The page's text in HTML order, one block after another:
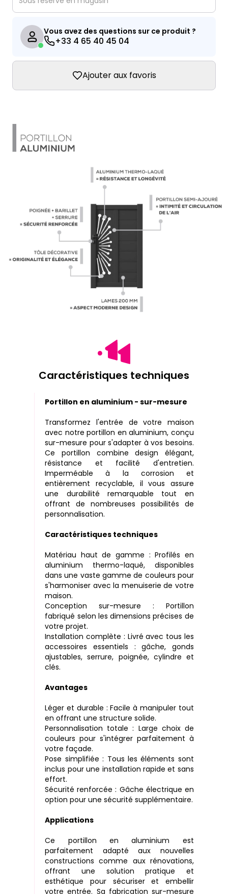
Vous avez des questions sur ce produit ?
+33 4 65 40 45 04
Ajouter aux favoris
Caractéristiques techniques
Portillon en aluminium - sur-mesure
Transformez l'entrée de votre maison
avec notre portillon en aluminium, conçu
sur-mesure pour s'adapter à vos besoins.
Ce portillon combine design élégant,
résistance et facilité d'entretien.
Imperméable à la corrosion et
entièrement recyclable, il vous assure
une durabilité remarquable tout en
offrant de nombreuses possibilités de
personnalisation.
Caractéristiques techniques
Matériau haut de gamme : Profilés en
aluminium thermo-laqué, disponibles
dans une vaste gamme de couleurs pour
s'harmoniser avec la menuiserie de votre
maison.
Conception sur-mesure : Portillon
fabriqué selon les dimensions précises de
votre projet.
Installation complète : Livré avec tous les
accessoires essentiels : gâche, gonds
ajustables, serrure, poignée, cylindre et
clés.
Avantages
Léger et durable : Facile à manipuler tout
en offrant une structure solide.
Personnalisation totale : Large choix de
couleurs pour s'intégrer parfaitement à
votre façade.
Pose simplifiée : Tous les éléments sont
inclus pour une installation rapide et sans
effort.
Sécurité renforcée : Gâche électrique en
option pour une sécurité supplémentaire.
Applications
Ce portillon en aluminium est
parfaitement adapté aux nouvelles
constructions comme aux rénovations,
offrant une solution pratique et
esthétique pour sécuriser et embellir
votre entrée. Sa fabrication sur-mesure